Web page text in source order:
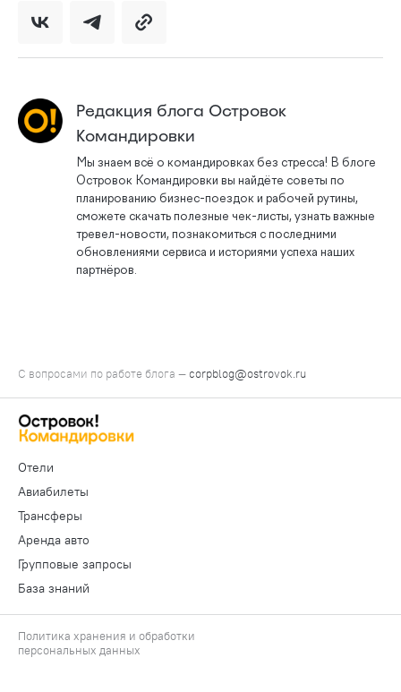
Редакция блога Островок
Командировки
Мы знаем всё о командировках без стресса! В блоге
Островок Командировки вы найдёте советы по
планированию бизнес-поездок и рабочей рутины,
сможете скачать полезные чек-листы, узнать важные
тревел-новости, познакомиться с последними
обновлениями сервиса и историями успеха наших
партнёров.
Отели
Авиабилеты
Трансферы
Аренда авто
Групповые запросы
База знаний
Политика хранения и обработки
персональных данных
С вопросами по работе блога —corpblog@ostrovok.ru